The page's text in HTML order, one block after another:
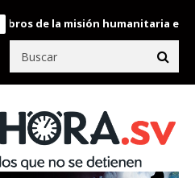
de la misión humanitaria enviada